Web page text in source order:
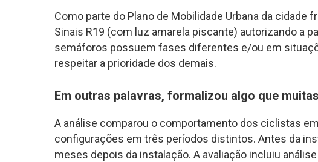
Como parte do Plano de Mobilidade Urbana da cidade
Sinais R19 (com luz amarela piscante) autorizando a
semáforos possuem fases diferentes e/ou em
respeitar a prioridade dos demais.
Em outras palavras, formalizou algo que
A análise comparou o comportamento dos ciclistas
configurações em três períodos distintos. Antes da
meses depois da instalação. A avaliação incluiu